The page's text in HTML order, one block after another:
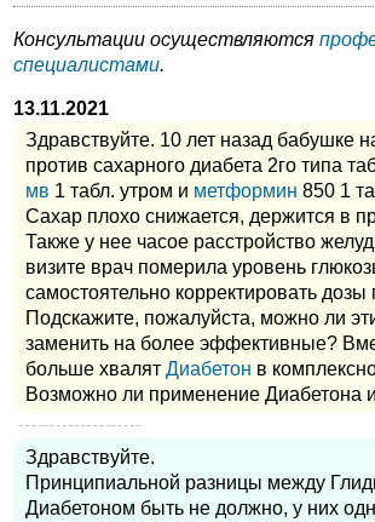
Консультации осуществляются
специалистами.
13.11.2021
Здравствуйте. 10 лет назад бабушке
против сахарного диабета 2го типа
мв 1 табл. утром и метформин 850 1
Сахар плохо снижается, держится в
Также у нее часое расстройство
визите врач померила уровень
самостоятельно корректировать дозы
Подскажите, пожалуйста, можно ли
заменить на более эффективные?
больше хвалят Диабетон в
Возможно ли применение Диабетона
Здравствуйте.
Принципиальной разницы между
Диабетоном быть не должно, у них